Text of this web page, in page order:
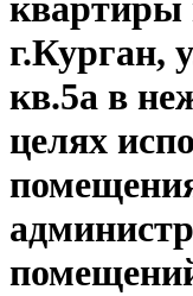
квартиры
г.Курган,
кв.5а в
целях